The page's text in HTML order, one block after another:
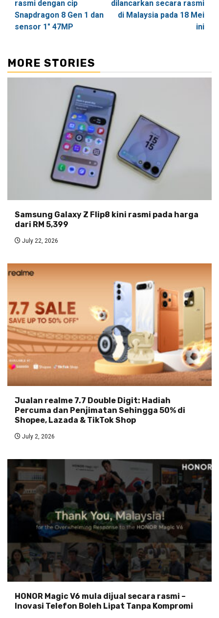
rasmi dengan cip
Snapdragon 8 Gen 1 dan
sensor 1″ 47MP
dilancarkan secara rasmi
di Malaysia pada 18 Mei
ini
MORE STORIES
Samsung Galaxy Z Flip8 kini rasmi pada harga
dari RM 5,399
July 22, 2026
Jualan realme 7.7 Double Digit: Hadiah
Percuma dan Penjimatan Sehingga 50% di
Shopee, Lazada & TikTok Shop
July 2, 2026
HONOR Magic V6 mula dijual secara rasmi –
Inovasi Telefon Boleh Lipat Tanpa Kompromi